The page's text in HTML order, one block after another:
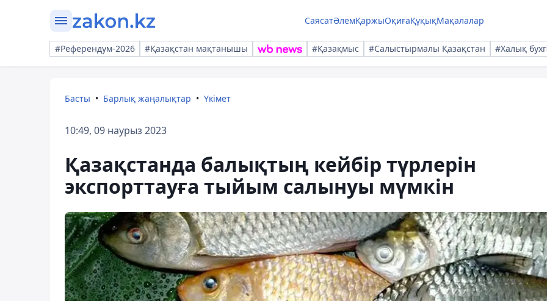
СаясатӘлемҚаржыОқиғаҚұқықМақалалар
#Референдум-2026 #Қазақстан мақтанышы #Қазақмыс #Салыстырмалы Қазақстан #Халық
Басты Барлық жаңалықтар Үкімет
10:49, 09 наурыз 2023
Қазақстанда балықтың кейбір түрлерін
экспорттауға тыйым салынуы мүмкін